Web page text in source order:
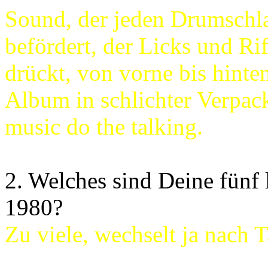
Sound, der jeden
befördert, der Licks und
drückt, von vorne bis
Album in schlichter
music do the talking.
2. Welches sind Deine fünf
1980?
Zu viele, wechselt ja nach